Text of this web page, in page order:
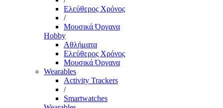
Ελεύθερος Χρόνος
/
Μουσικά Όργανα
Hobby
Αθλήματα
Ελεύθερος Χρόνος
Μουσικά Όργανα
Wearables
Activity Trackers
/
Smartwatches